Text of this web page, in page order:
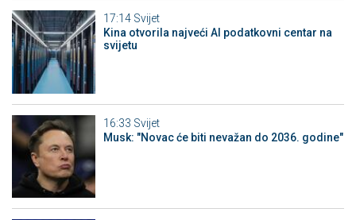
17:14 Svijet
Kina otvorila najveći AI podatkovni centar na
svijetu
16:33 Svijet
Musk: "Novac će biti nevažan do 2036. godine"